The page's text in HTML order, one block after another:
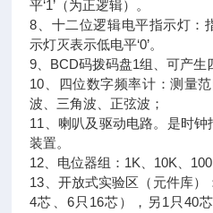
平‘1’（为正逻辑）。
8、十二位逻辑电平指示灯：
示灯灭表示低电平‘0’。
9、BCD码拨码盘1组、可产生
10、四位数字频率计：测量
波、三角波、正弦波；
11、喇叭及驱动电路。是时
装置。
12、电位器组：1K、10K、
13、开放式实验区（元件库）
4芯、6只16芯），另1只40